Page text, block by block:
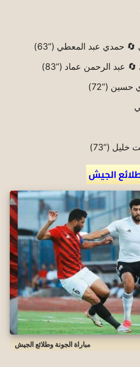
🔄 حمدي عبد المعطي (“63)
عبد الرحمن عماد (“83)
حسين (“72)
(“73)
مباراة الجونة وطلائع الجيش